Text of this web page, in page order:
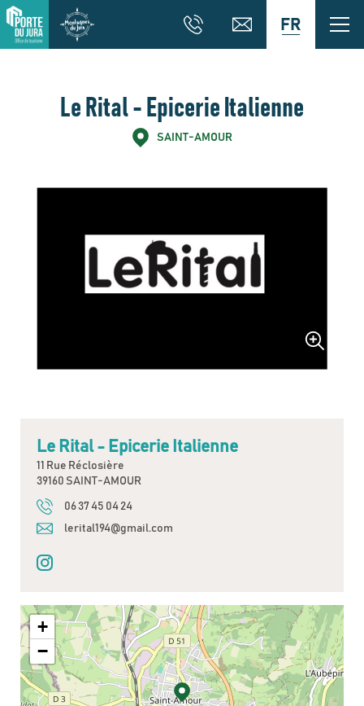
FR
Le Rital - Epicerie Italienne
SAINT-AMOUR
Le Rital - Epicerie Italienne
11 Rue Réclosière
39160 SAINT-AMOUR
06 37 45 04 24
lerital194@gmail.com
+
−